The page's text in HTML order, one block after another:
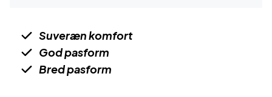
Suveræn komfort
God pasform
Bred pasform